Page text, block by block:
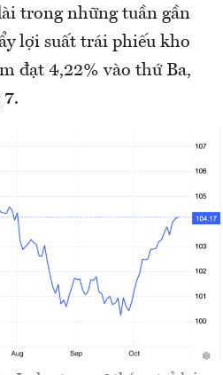
trong những tuần gần
lợi suất trái phiếu kho
đạt 4,22% vào thứ Ba,
7.